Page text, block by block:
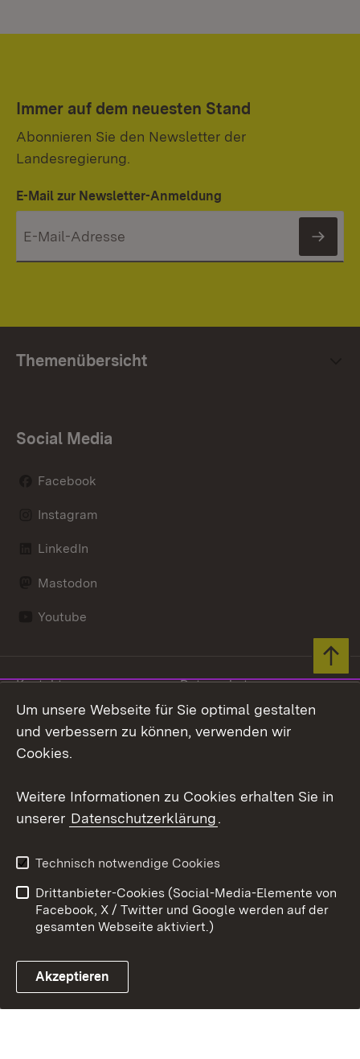
Immer auf dem neuesten Stand
Abonnieren Sie den Newsletter der
Landesregierung.
E-Mail zur Newsletter-Anmeldung
Themenübersicht
Social Media
Facebook
Instagram
LinkedIn
Mastodon
Youtube
Kontakt
Datenschutz
Erklärung zur
Barrierefreiheit
Benutzungshinweise
Impressum
Um unsere Webseite für Sie optimal gestalten
und verbessern zu können, verwenden wir
Cookies.
Weitere Informationen zu Cookies erhalten Sie in
unserer Datenschutzerklärung.
Technisch notwendige Cookies
Drittanbieter-Cookies (Social-Media-Elemente von
Facebook, X / Twitter und Google werden auf der
gesamten Webseite aktiviert.)
Akzeptieren